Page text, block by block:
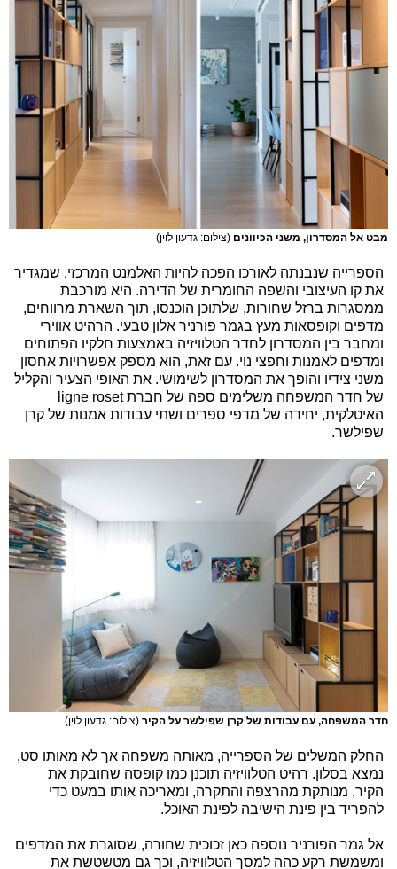
מבט אל המסדרון, משני הכיוונים (צילום: גדעון לוין)
הספרייה שנבנתה לאורכו הפכה להיות האלמנט המרכזי, שמגדיר
את קו העיצובי והשפה החומרית של הדירה. היא מורכבת
ממסגרות ברזל שחורות, שלתוכן הוכנסו, תוך השארת מרווחים,
מדפים וקופסאות מעץ בגמר פורניר אלון טבעי. הרהיט אווירי
ומחבר בין המסדרון לחדר הטלוויזיה באמצעות חלקיו הפתוחים
ומדפים לאמנות וחפצי נוי. עם זאת, הוא מספק אפשרויות אחסון
משני צידיו והופך את המסדרון לשימושי. את האופי הצעיר והקליל
של חדר המשפחה משלימים ספה של חברת ligne roset
האיטלקית, יחידה של מדפי ספרים ושתי עבודות אמנות של קרן
שפילשר.
חדר המשפחה, עם עבודות של קרן שפילשר על הקיר (צילום: גדעון לוין)
החלק המשלים של הספרייה, מאותה משפחה אך לא מאותו סט,
נמצא בסלון. רהיט הטלוויזיה תוכנן כמו קופסה שחובקת את
הקיר, מנותקת מהרצפה והתקרה, ומאריכה אותו במעט כדי
להפריד בין פינת הישיבה לפינת האוכל.
אל גמר הפורניר נוספה כאן זכוכית שחורה, שסוגרת את המדפים
ומשמשת רקע כהה למסך הטלוויזיה, וכך גם מטשטשת את